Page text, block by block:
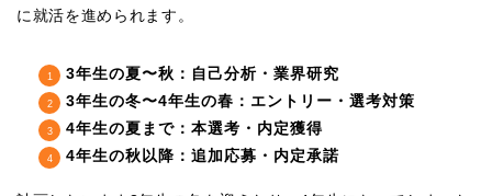
に就活を進められます。
3年生の夏〜秋：自己分析・業界研究
3年生の冬〜4年生の春：エントリー・選考対策
4年生の夏まで：本選考・内定獲得
4年生の秋以降：追加応募・内定承諾